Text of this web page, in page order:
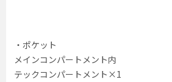
・ポケット
メインコンパートメント内
テックコンパートメント×1